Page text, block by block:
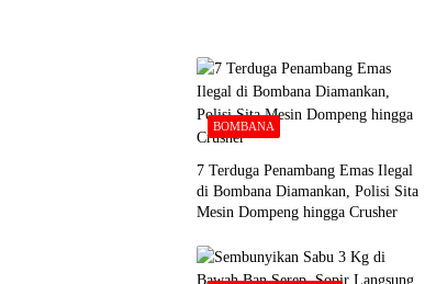
BOMBANA
7 Terduga Penambang Emas Ilegal
di Bombana Diamankan, Polisi Sita
Mesin Dompeng hingga Crusher